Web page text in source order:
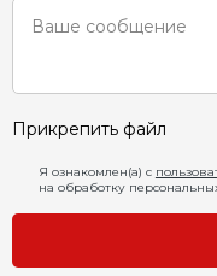
Прикрепить файл
Я ознакомлен(а) с
на обработку